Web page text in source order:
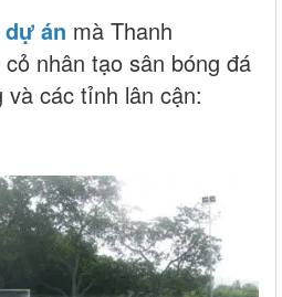
án mà Thanh
nhân tạo sân bóng đá
các tỉnh lân cận: